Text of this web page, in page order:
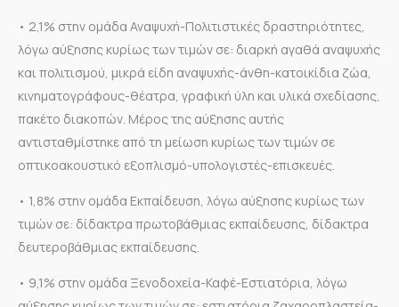
• 2,1% στην ομάδα Αναψυχή-Πολιτιστικές δραστηριότητες,
λόγω αύξησης κυρίως των τιμών σε: διαρκή αγαθά αναψυχής
και πολιτισμού, μικρά είδη αναψυχής-άνθη-κατοικίδια ζώα,
κινηματογράφους-θέατρα, γραφική ύλη και υλικά σχεδίασης,
πακέτο διακοπών. Μέρος της αύξησης αυτής
αντισταθμίστηκε από τη μείωση κυρίως των τιμών σε
οπτικοακουστικό εξοπλισμό-υπολογιστές-επισκευές.
• 1,8% στην ομάδα Εκπαίδευση, λόγω αύξησης κυρίως των
τιμών σε: δίδακτρα πρωτοβάθμιας εκπαίδευσης, δίδακτρα
δευτεροβάθμιας εκπαίδευσης.
• 9,1% στην ομάδα Ξενοδοχεία-Καφέ-Εστιατόρια, λόγω